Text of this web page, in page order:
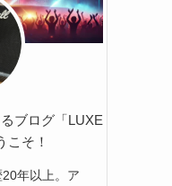
ブログ「LUXE
こそ！
年以上。ア